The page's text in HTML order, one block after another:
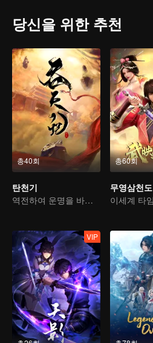
당신을 위한 추천
총40회
탄천기
역전하여 운명을 바꾸다, 서유기를 소재로 한 고전 선협물
총60회
무영삼천도
VIP